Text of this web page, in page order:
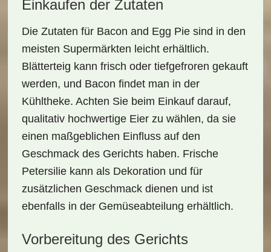
Einkaufen der Zutaten
Die Zutaten für Bacon and Egg Pie sind in den
meisten Supermärkten leicht erhältlich.
Blätterteig kann frisch oder tiefgefroren gekauft
werden, und Bacon findet man in der
Kühltheke. Achten Sie beim Einkauf darauf,
qualitativ hochwertige Eier zu wählen, da sie
einen maßgeblichen Einfluss auf den
Geschmack des Gerichts haben. Frische
Petersilie kann als Dekoration und für
zusätzlichen Geschmack dienen und ist
ebenfalls in der Gemüseabteilung erhältlich.
Vorbereitung des Gerichts